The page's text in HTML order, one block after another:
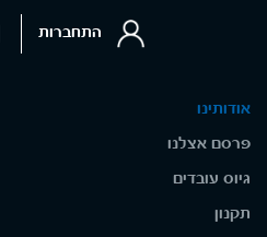
אודותינו
פרסם אצלנו
גיוס עובדים
תקנון